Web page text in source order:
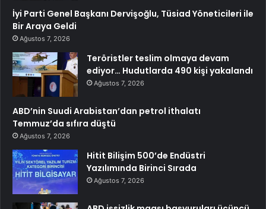
İyi Parti Genel Başkanı Dervişoğlu, Tüsiad Yöneticileri ile
Bir Araya Geldi
Ağustos 7, 2026
Teröristler teslim olmaya devam
ediyor… Hudutlarda 490 kişi yakalandı
Ağustos 7, 2026
ABD’nin Suudi Arabistan’dan petrol ithalatı
Temmuz’da sıfıra düştü
Ağustos 7, 2026
Hitit Bilişim 500’de Endüstri
Yazılımında Birinci Sırada
Ağustos 7, 2026